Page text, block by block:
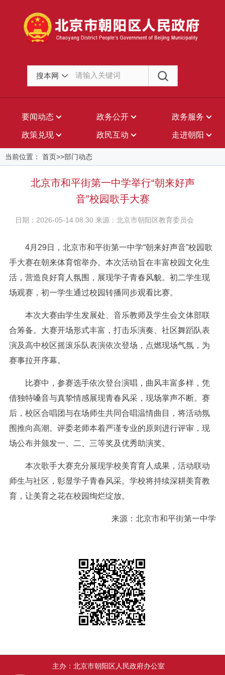
搜本网
要闻动态 政务公开 政务服务
政策兑现 政民互动 走进朝阳
当前位置： 首页>>部门动态
北京市和平街第一中学举行“朝来好声
音”校园歌手大赛
日期：2026-05-14 08:30 来源：北京市朝阳区教育委员会
4月29日，北京市和平街第一中学“朝来好声音”校园歌
手大赛在朝来体育馆举办。本次活动旨在丰富校园文化生
活，营造良好育人氛围，展现学子青春风貌。初二学生现
场观赛，初一学生通过校园转播同步观看比赛。
本次大赛由学生发展处、音乐教师及学生会文体部联
合筹备。大赛开场形式丰富，打击乐演奏、社区舞蹈队表
演及高中校区摇滚乐队表演依次登场，点燃现场气氛，为
赛事拉开序幕。
比赛中，参赛选手依次登台演唱，曲风丰富多样，凭
借独特嗓音与真挚情感展现青春风采，现场掌声不断。赛
后，校区合唱团与在场师生共同合唱温情曲目，将活动氛
围推向高潮。评委老师本着严谨专业的原则进行评审，现
场公布并颁发一、二、三等奖及优秀助演奖。
本次歌手大赛充分展现学校美育育人成果，活动联动
师生与社区，彰显学子青春风采。学校将持续深耕美育教
育，让美育之花在校园绚烂绽放。
来源：北京市和平街第一中学
主办：北京市朝阳区人民政府办公室